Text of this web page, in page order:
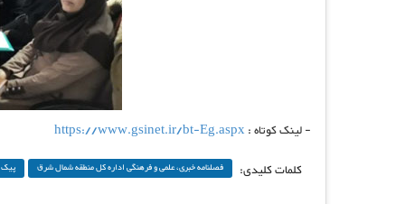
- لینک کوتاه : https://www.gsinet.ir/bt-Eg.aspx
کلمات کلیدی:
فصلنامه خبری، علمی و فرهنگی اداره کل منطقه شمال شرق